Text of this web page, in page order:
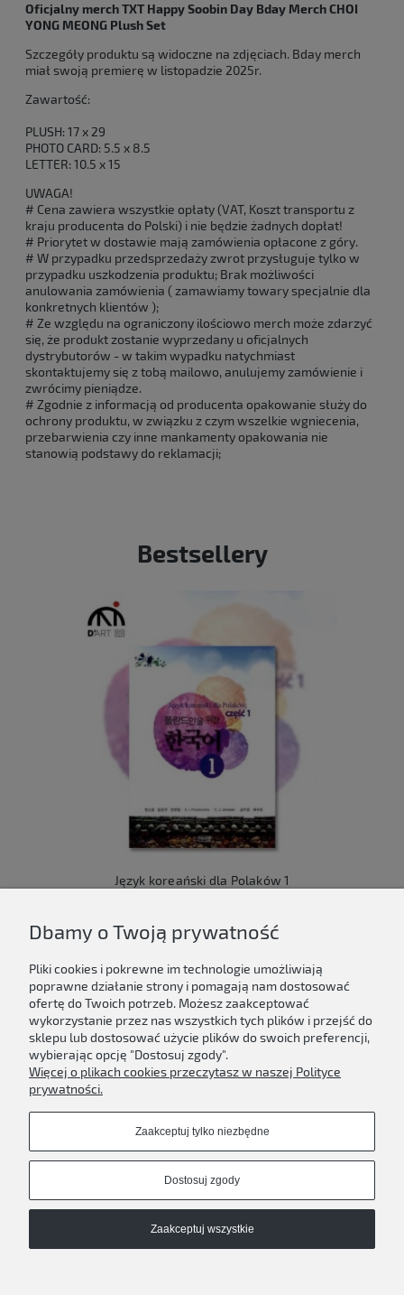
Oficjalny merch TXT Happy Soobin Day Bday Merch CHOI
YONG MEONG Plush Set
Szczegóły produktu są widoczne na zdjęciach. Bday merch
miał swoją premierę w listopadzie 2025r.
Zawartość:
PLUSH: 17 x 29
PHOTO CARD: 5.5 x 8.5
LETTER: 10.5 x 15
UWAGA!
# Cena zawiera wszystkie opłaty (VAT, Koszt transportu z
kraju producenta do Polski) i nie będzie żadnych dopłat!
# Priorytet w dostawie mają zamówienia opłacone z góry.
# W przypadku przedsprzedaży zwrot przysługuje tylko w
przypadku uszkodzenia produktu; Brak możliwości
anulowania zamówienia ( zamawiamy towary specjalnie dla
konkretnych klientów );
# Ze względu na ograniczony ilościowo merch może zdarzyć
się, że produkt zostanie wyprzedany u oficjalnych
dystrybutorów - w takim wypadku natychmiast
skontaktujemy się z tobą mailowo, anulujemy zamówienie i
zwrócimy pieniądze.
# Zgodnie z informacją od producenta opakowanie służy do
ochrony produktu, w związku z czym wszelkie wgniecenia,
przebarwienia czy inne mankamenty opakowania nie
stanowią podstawy do reklamacji;
Bestsellery
Język koreański dla Polaków 1
Do koszyka
Newsletter
Podaj swój adres e-mail, jeżeli chcesz otrzymywać
informacje o nowościach i promocjach.
Dbamy o Twoją prywatność
Pliki cookies i pokrewne im technologie umożliwiają
poprawne działanie strony i pomagają nam dostosować
ofertę do Twoich potrzeb. Możesz zaakceptować
wykorzystanie przez nas wszystkich tych plików i przejść do
sklepu lub dostosować użycie plików do swoich preferencji,
wybierając opcję "Dostosuj zgody".
Więcej o plikach cookies przeczytasz w naszej Polityce
prywatności.
Zaakceptuj tylko niezbędne
Dostosuj zgody
Zaakceptuj wszystkie